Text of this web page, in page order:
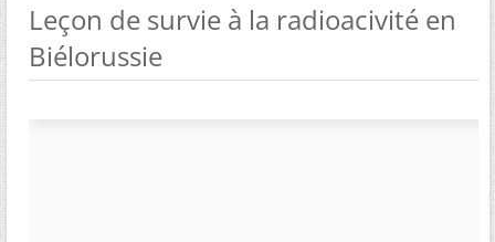
Leçon de survie à la radioacivité en
Biélorussie